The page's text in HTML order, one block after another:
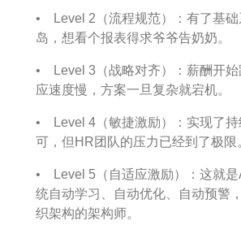
•
Level 2（流程规范）：有了基
岛，想看个报表得求爷爷告奶奶。
•
Level 3（战略对齐）：薪酬开
应速度慢，方案一旦复杂就宕机。
•
Level 4（敏捷激励）：实现了
可，但HR团队的压力已经到了极限
•
Level 5（自适应激励）：这就
统自动学习、自动优化、自动预警
织架构的架构师。